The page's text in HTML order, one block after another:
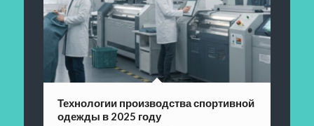
Технологии производства спортивной
одежды в 2025 году